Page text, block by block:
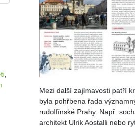
Lega množství
Mezi další zajímavosti patří
byla pohřbena řada
rudolfínské Prahy. Např.
architekt Ulrik Aostalli nebo